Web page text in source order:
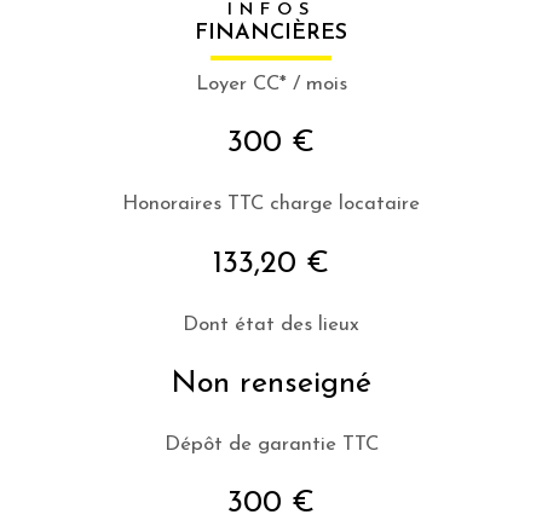
INFOS
FINANCIÈRES
Loyer CC* / mois
300 €
Honoraires TTC charge locataire
133,20 €
Dont état des lieux
Non renseigné
Dépôt de garantie TTC
300 €